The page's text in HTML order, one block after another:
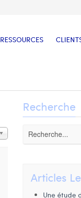
RESSOURCES
Recherche
Articles
Une étude